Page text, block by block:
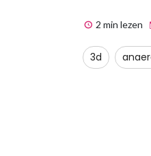
2 min lezen
3d